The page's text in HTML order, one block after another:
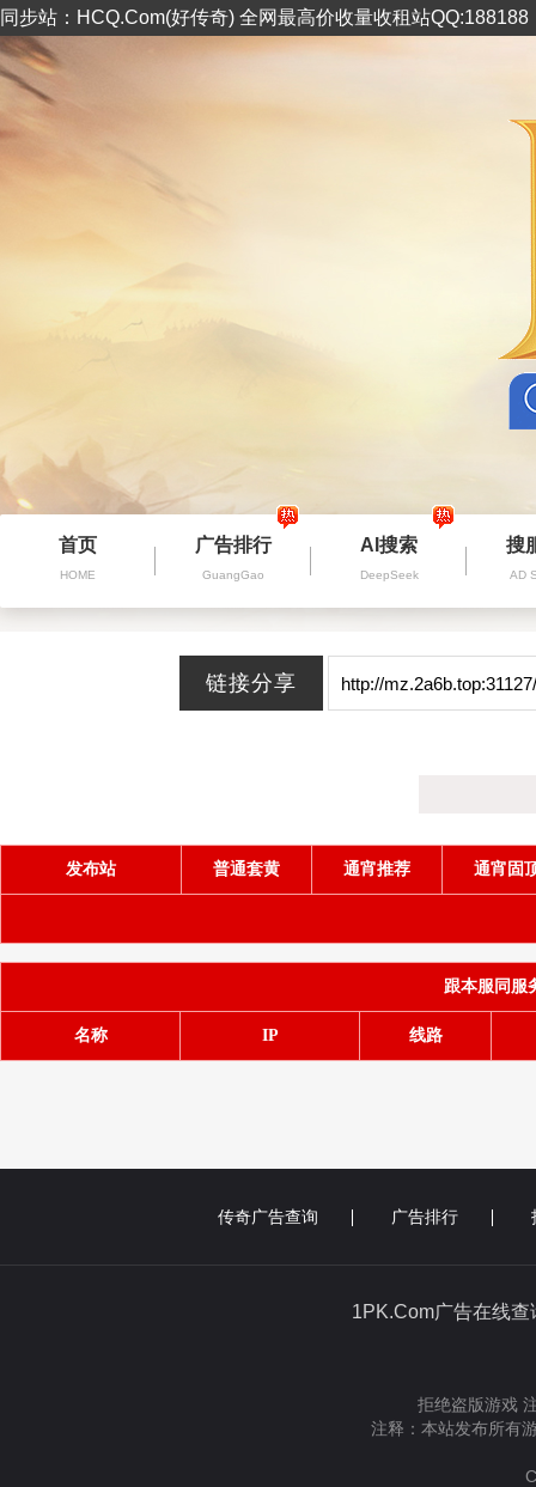
同步站：HCQ.Com(好传奇) 全网最高价收量收租站
首页
HOME
广告排行
GuangGao
AI搜索
DeepSeek
搜
AD
发布站 普通套黄 通宵推荐 通宵固
跟本服同服
名称 IP 线路
传奇广告查询 广告排行
1PK.Com广告在
拒绝盗版游戏
注释：本站发布所有